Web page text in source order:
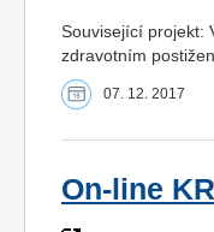
Související projekt:
zdravotním
07. 12. 2017
On-line